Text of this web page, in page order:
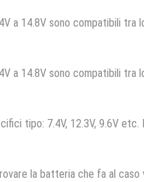
a 14.8V sono compatibili
a 14.8V sono compatibili
tipo: 7.4V, 12.3V, 9.6V
la batteria che fa al